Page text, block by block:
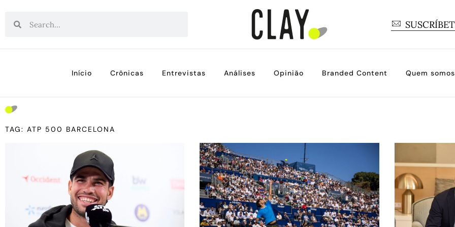
Início Crônicas Entrevistas Análises Opinião Branded Content Quem somos
TAG: ATP 500 BARCELONA